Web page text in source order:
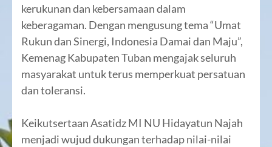
kerukunan dan kebersamaan dalam
keberagaman. Dengan mengusung tema “Umat
Rukun dan Sinergi, Indonesia Damai dan Maju”,
Kemenag Kabupaten Tuban mengajak seluruh
masyarakat untuk terus memperkuat persatuan
dan toleransi.
Keikutsertaan Asatidz MI NU Hidayatun Najah
menjadi wujud dukungan terhadap nilai-nilai